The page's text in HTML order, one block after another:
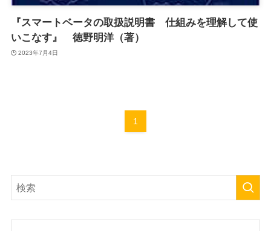
『スマートベータの取扱説明書 仕組みを理解して使
いこなす』 徳野明洋（著）
2023年7月4日
1